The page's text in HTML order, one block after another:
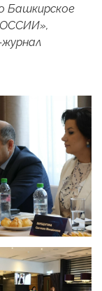
Башкирское